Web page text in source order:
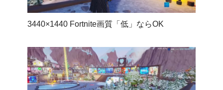
3440×1440 Fortnite画質「低」ならOK